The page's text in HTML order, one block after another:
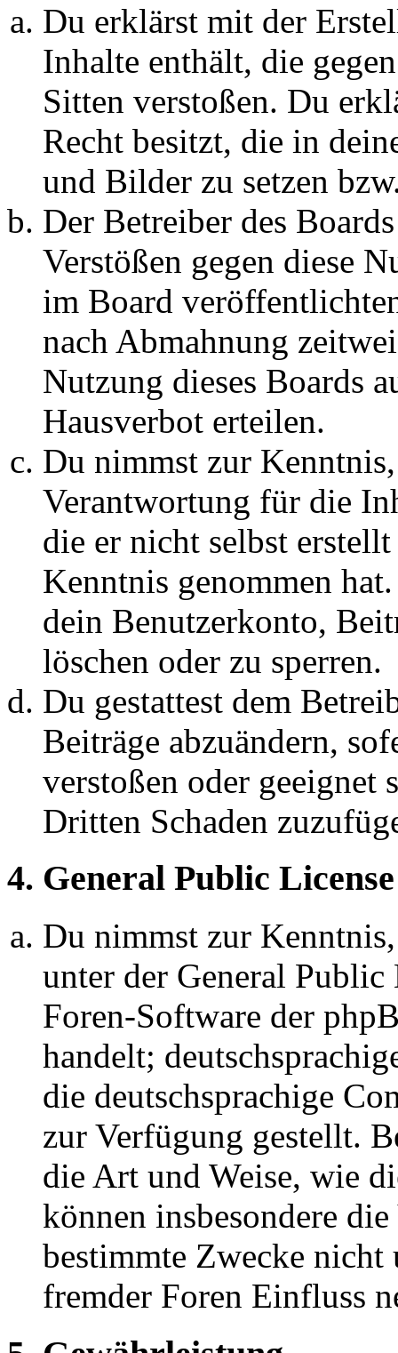
Du erklärst mit der
Inhalte enthält, die
Sitten verstoßen. Du
Recht besitzt, die in
und Bilder zu setzen
Der Betreiber des
Verstößen gegen diese
im Board
nach Abmahnung
Nutzung dieses Boards
Hausverbot erteilen.
Du nimmst zur
Verantwortung für die
die er nicht selbst
Kenntnis genommen
dein Benutzerkonto,
löschen oder zu sperren.
Du gestattest dem
Beiträge abzuändern,
verstoßen oder geeignet
Dritten Schaden
4. General Public License
Du nimmst zur
unter der General
Foren-Software der
handelt;
die deutschsprachige
zur Verfügung gestellt.
die Art und Weise, wie
können insbesondere
bestimmte Zwecke nicht
fremder Foren Einfluss